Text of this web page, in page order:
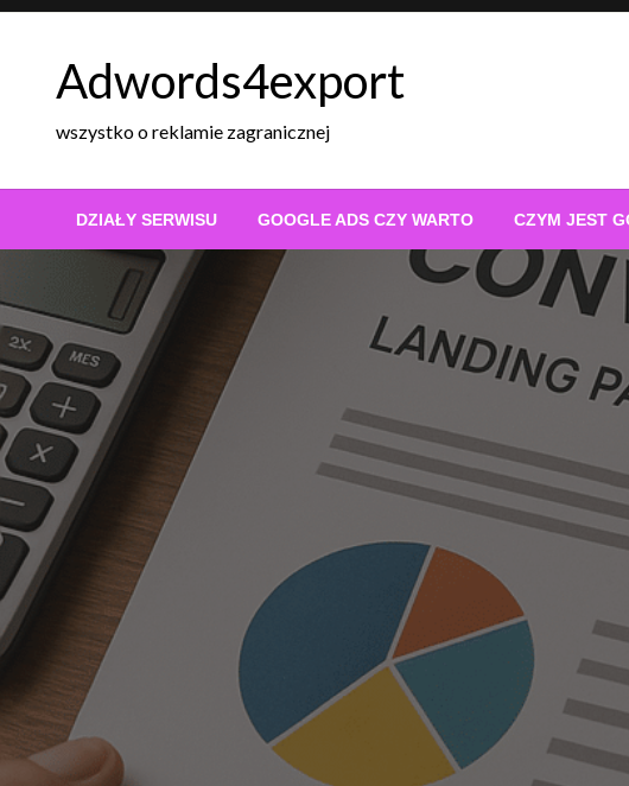
Skip
Adwords4export
wszystko o reklamie zagranicznej
DZIAŁY SERWISU GOOGLE ADS CZY WARTO CZYM JEST